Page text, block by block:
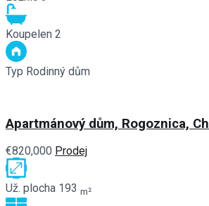
Koupelen 2
Typ Rodinný dům
Apartmánový dům, Rogoznica,
€820,000 Prodej
Už. plocha 193 m²